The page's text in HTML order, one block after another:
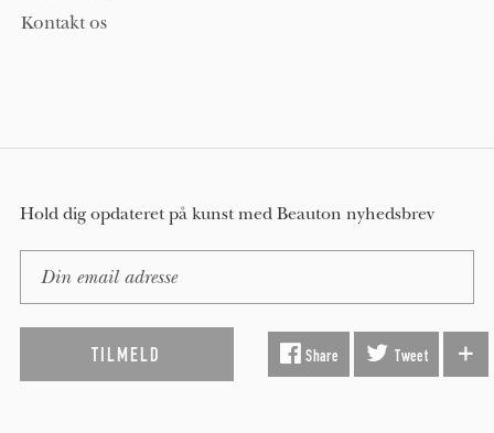
Kontakt os
Hold dig opdateret på kunst med Beauton nyhedsbrev
Share Tweet